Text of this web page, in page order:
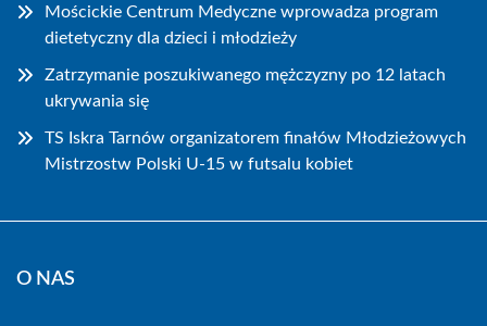
Mościckie Centrum Medyczne wprowadza program
dietetyczny dla dzieci i młodzieży
Zatrzymanie poszukiwanego mężczyzny po 12 latach
ukrywania się
TS Iskra Tarnów organizatorem finałów Młodzieżowych
Mistrzostw Polski U-15 w futsalu kobiet
O NAS